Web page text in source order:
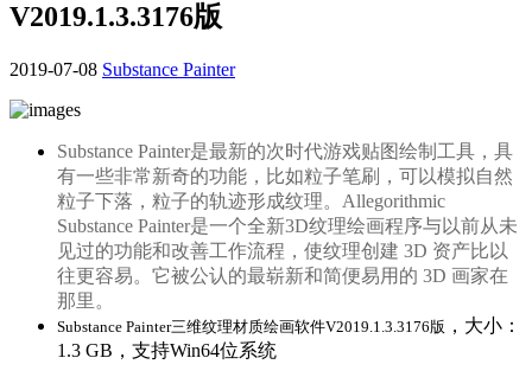
V2019.1.3.3176版
2019-07-08 Substance Painter
Substance Painter是最新的次时代游戏贴图绘制工具，具
有一些非常新奇的功能，比如粒子笔刷，可以模拟自然
粒子下落，粒子的轨迹形成纹理。 Allegorithmic
Substance Painter是一个全新3D纹理绘画程序与以前从未
见过的功能和改善工作流程，使纹理创建 3D 资产比以
往更容易。它被公认的最崭新和简便易用的 3D 画家在
那里。
Substance Painter三维纹理材质绘画软件V2019.1.3.3176版 ，大小：
1.3 GB，支持Win64位系统